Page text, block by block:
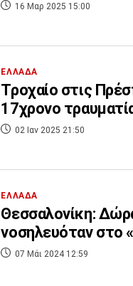
16 Μαρ 2025 15:00
ΕΛΛΑΔΑ
Τροχαίο στις
17χρονο
02 Ιαν 2025 21:50
ΕΛΛΑΔΑ
Θεσσαλονίκη:
νοσηλευόταν στο
07 Μάι 2024 12:59